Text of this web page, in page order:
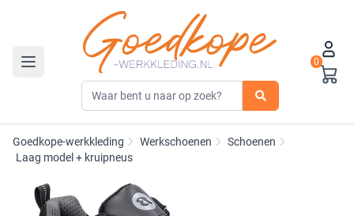
Toggle navigation
0
Goedkope-werkkleding Werkschoenen
Schoenen
Laag model + kruipneus